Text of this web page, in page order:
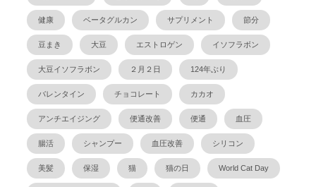
健康 ベータグルカン サプリメント 節分
豆まき 大豆 エストロゲン イソフラボン
大豆イソフラボン ２月２日 124年ぶり
バレンタイン チョコレート カカオ
アンチエイジング 便通改善 便通 血圧
腸活 シャンプー 血圧改善 シリコン
美髪 保湿 猫 猫の日 World Cat Day